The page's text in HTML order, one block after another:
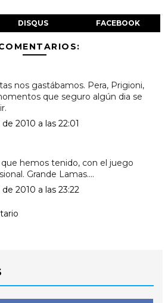
DISQUS FACEBOOK
nos gastábamos. Pera, Prigioni,
que seguro algún dia se
2010 a las 22:01
hemos tenido, con el juego
Grande Lamas....
2010 a las 23:22